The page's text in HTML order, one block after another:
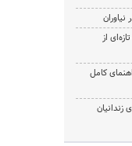
از
کامل
زندانیان